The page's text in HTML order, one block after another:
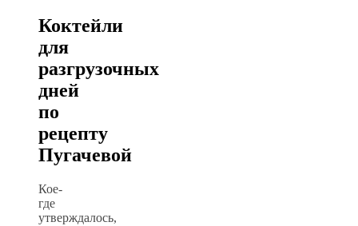
Коктейли
для
разгрузочных
дней
по
рецепту
Пугачевой
Кое-
где
утверждалось,